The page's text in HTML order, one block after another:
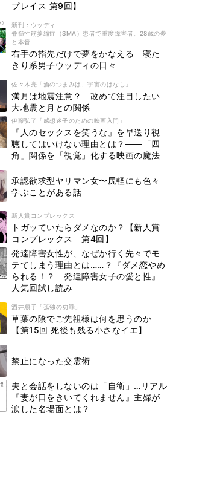
プレイス 第9回】
新刊 : ウッディ
脊髄性筋萎縮症（SMA）患者で重度障害者。28歳の夢
と本音
右手の指先だけで夢をかなえる 寝た
きり系男子ウッディの日々
佐々木亮「酒のつまみは、宇宙のはなし」
満月は地震注意？ 改めて注目したい
大地震と月との関係
伊藤弘了「感想迷子のための映画入門」
『人のセックスを笑うな』を早送り視
聴してはいけない理由とは？――「四
角」関係を「視覚」化する映画の魔法
承認欲求型ヤリマン女〜尻軽にも色々
学ぶことがある話
新人賞コンプレックス
トガッていたらダメなのか？【新人賞
コンプレックス 第4回】
発達障害女性が、なぜか行く先々でモ
テてしまう理由とは……？『ダメ恋やめ
られる！？ 発達障害女子の愛と性』
人気回試し読み
酒井順子「孤独の功罪」
草葉の陰でご先祖様は何を思うのか
【第15回 死後も残る小さなイエ】
禁止になった交霊術
夫と会話をしないのは「自衛」…リアル
『妻が口をきいてくれません』主婦が
涙した名場面とは？